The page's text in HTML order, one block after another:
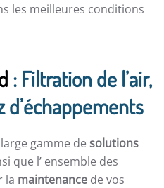
les meilleures conditions
: Filtration de l’air,
d’échappements
gamme de solutions
que l’ ensemble des
la maintenance de vos